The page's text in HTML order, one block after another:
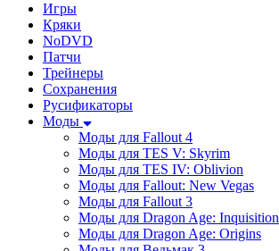
Игры
Кряки
NoDVD
Патчи
Трейнеры
Сохранения
Русификаторы
Моды
Моды для Fallout 4
Моды для TES V: Skyrim
Моды для TES IV: Oblivion
Моды для Fallout: New Vegas
Моды для Fallout 3
Моды для Dragon Age: Inquisition
Моды для Dragon Age: Origins